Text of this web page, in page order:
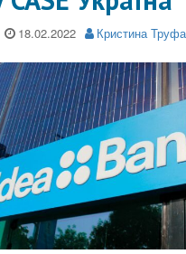
18.02.2022 Кристина